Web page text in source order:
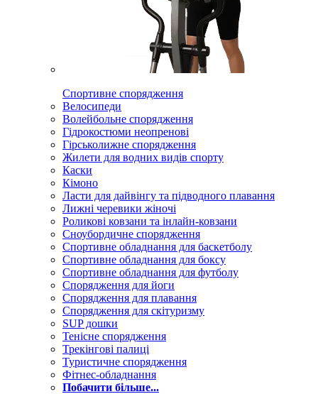
Спортивне спорядження
Велосипеди
Волейбольне спорядження
Гідрокостюми неопренові
Гірськолижне спорядження
Жилети для водних видів спорту
Каски
Кімоно
Ласти для дайвінгу та підводного плавання
Лижні черевики жіночі
Роликові ковзани та інлайн-ковзани
Сноубордичне спорядження
Спортивне обладнання для баскетболу
Спортивне обладнання для боксу
Спортивне обладнання для футболу
Спорядження для йоги
Спорядження для плавання
Спорядження для скітуризму
SUP дошки
Тенісне спорядження
Трекінгові палиці
Туристичне спорядження
Фітнес-обладнання
Побачити більше...